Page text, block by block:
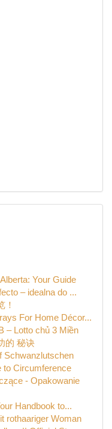
Your Guide
– idealna do ...
！
For Home Décor...
– Lotto chủ 3 Miền
的 秘诀
Schwanzlutschen
to Circumference
- Opakowanie
Handbook to...
rothaariger Woman